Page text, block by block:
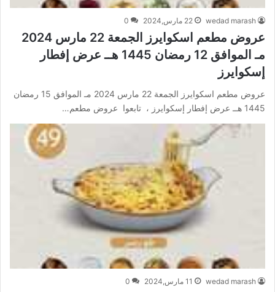
wedad marash 22 مارس,2024 0
عروض مطعم اسكوايرز الجمعة 22 مارس 2024
مـ الموافق 12 رمضان 1445 هــ عرض إفطار
إسكوايرز
عروض مطعم اسكوايرز الجمعة 22 مارس 2024 مـ الموافق 15 رمضان
1445 هــ عرض إفطار إسكوايرز ، تابعوا عروض مطعم…
wedad marash 11 مارس,2024 0